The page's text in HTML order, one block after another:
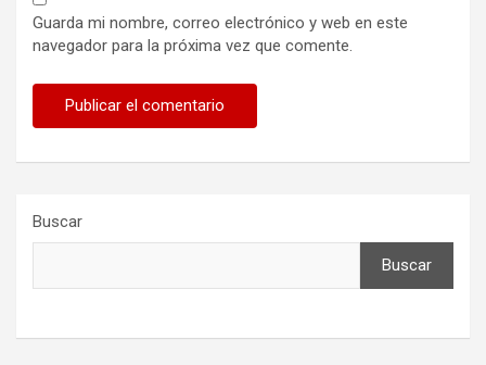
Guarda mi nombre, correo electrónico y web en este
navegador para la próxima vez que comente.
Buscar
Buscar